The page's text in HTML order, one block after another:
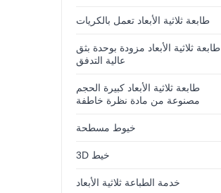
طابعة ثلاثية الأبعاد تعمل بالكريات
طابعة ثلاثية الأبعاد مزودة بوحدة بثق
عالية التدفق
طابعة ثلاثية الأبعاد كبيرة الحجم
مصنوعة من مادة نظرة خاطفة
خيوط مسطحة
3D خيط
خدمة الطباعة ثلاثية الأبعاد